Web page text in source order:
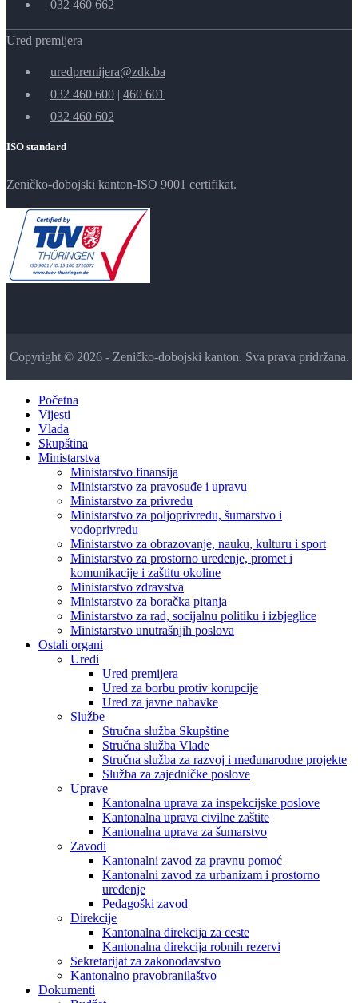
032 460 662
Ured premijera
uredpremijera@zdk.ba
032 460 600 | 460 601
032 460 602
ISO standard
Zeničko-dobojski kanton-ISO 9001 certifikat.
Copyright © 2026 - Zeničko-dobojski kanton. Sva prava pridržana.
Početna
Vijesti
Vlada
Skupština
Ministarstva
Ministarstvo finansija
Ministarstvo za pravosuđe i upravu
Ministarstvo za privredu
Ministarstvo za poljoprivredu, šumarstvo i
vodoprivredu
Ministarstvo za obrazovanje, nauku, kulturu i sport
Ministarstvo za prostorno uređenje, promet i
komunikacije i zaštitu okoline
Ministarstvo zdravstva
Ministarstvo za boračka pitanja
Ministarstvo za rad, socijalnu politiku i izbjeglice
Ministarstvo unutrašnjih poslova
Ostali organi
Uredi
Ured premijera
Ured za borbu protiv korupcije
Ured za javne nabavke
Službe
Stručna služba Skupštine
Stručna služba Vlade
Stručna služba za razvoj i međunarodne projekte
Služba za zajedničke poslove
Uprave
Kantonalna uprava za inspekcijske poslove
Kantonalna uprava civilne zaštite
Kantonalna uprava za šumarstvo
Zavodi
Kantonalni zavod za pravnu pomoć
Kantonalni zavod za urbanizam i prostorno
uređenje
Pedagoški zavod
Direkcije
Kantonalna direkcija za ceste
Kantonalna direkcija robnih rezervi
Sekretarijat za zakonodavstvo
Kantonalno pravobranilaštvo
Dokumenti